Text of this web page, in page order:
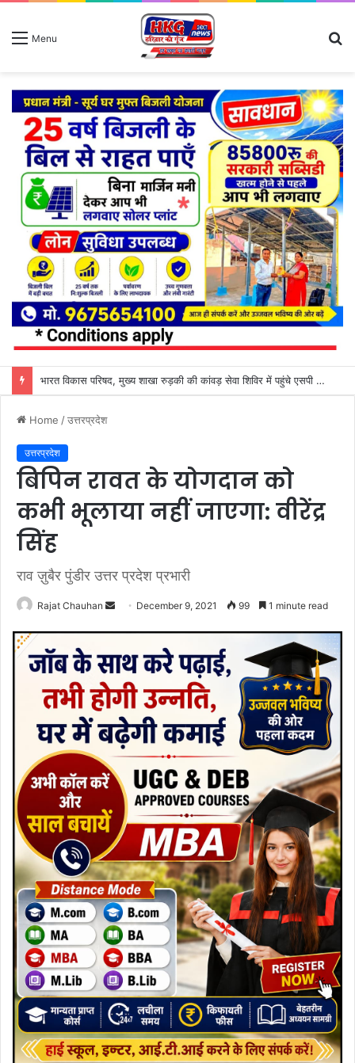
Menu
हैप्पी क्लब रुड़की रजिस्टर्ड एवं राजकीय इंटर कॉलेज मित्र मंडल द्वारा प्रथम विशाल भंडारे का आयोजन, अतिथियों ने कांवड़ियों को किया प्रसाद वितरित
Home /उत्तरप्रदेश
उत्तरप्रदेश
बिपिन रावत के योगदान को
कभी भूलाया नहीं जाएगा: वीरेंद्र
सिंह
राव ज़ुबैर पुंडीर उत्तर प्रदेश प्रभारी
Rajat Chauhan
Send December 9, 2021 99 1 minute read